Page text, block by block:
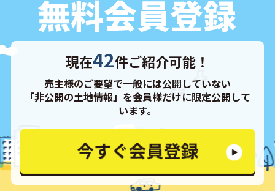
現在42件ご紹介可能！
売主様のご要望で一般には公開していない
「非公開の土地情報」を会員様だけに限定公開して
います。